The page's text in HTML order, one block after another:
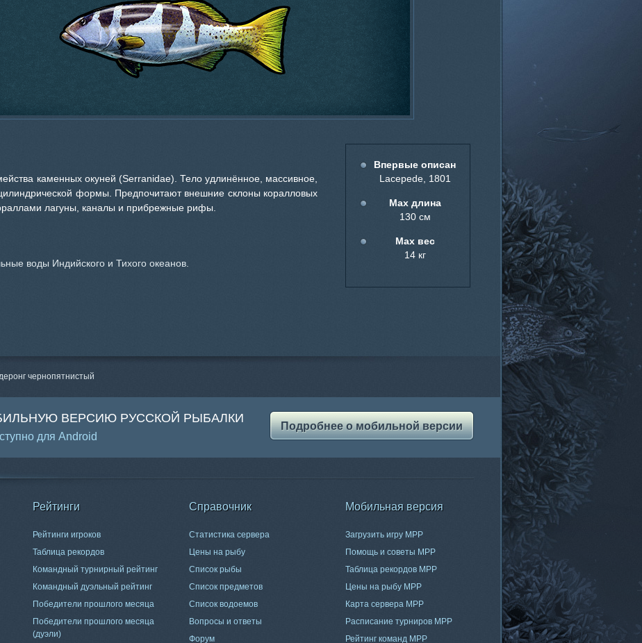
Впервые описан
Lacepеde, 1801
Мах длина
130 см
Мах вес
14 кг
каменных окуней (Serranidae). Тело удлинённое, массивное,
формы. Предпочитают внешние склоны коралловых
лагуны, каналы и прибрежные рифы.
воды Индийского и Тихого океанов.
чернопятнистый
ВЕРСИЮ РУССКОЙ РЫБАЛКИ
для Android
Подробнее о мобильной версии
Рейтинги
Рейтинги игроков
Таблица рекордов
Командный турнирный рейтинг
Командный дуэльный рейтинг
Победители прошлого месяца
Победители прошлого месяца
(дуэли)
Справочник
Статистика сервера
Цены на рыбу
Список рыбы
Список предметов
Список водоемов
Вопросы и ответы
Форум
Мобильная версия
Загрузить игру МРР
Помощь и советы МРР
Таблица рекордов МРР
Цены на рыбу МРР
Карта сервера МРР
Расписание турниров МРР
Рейтинг команд МРР